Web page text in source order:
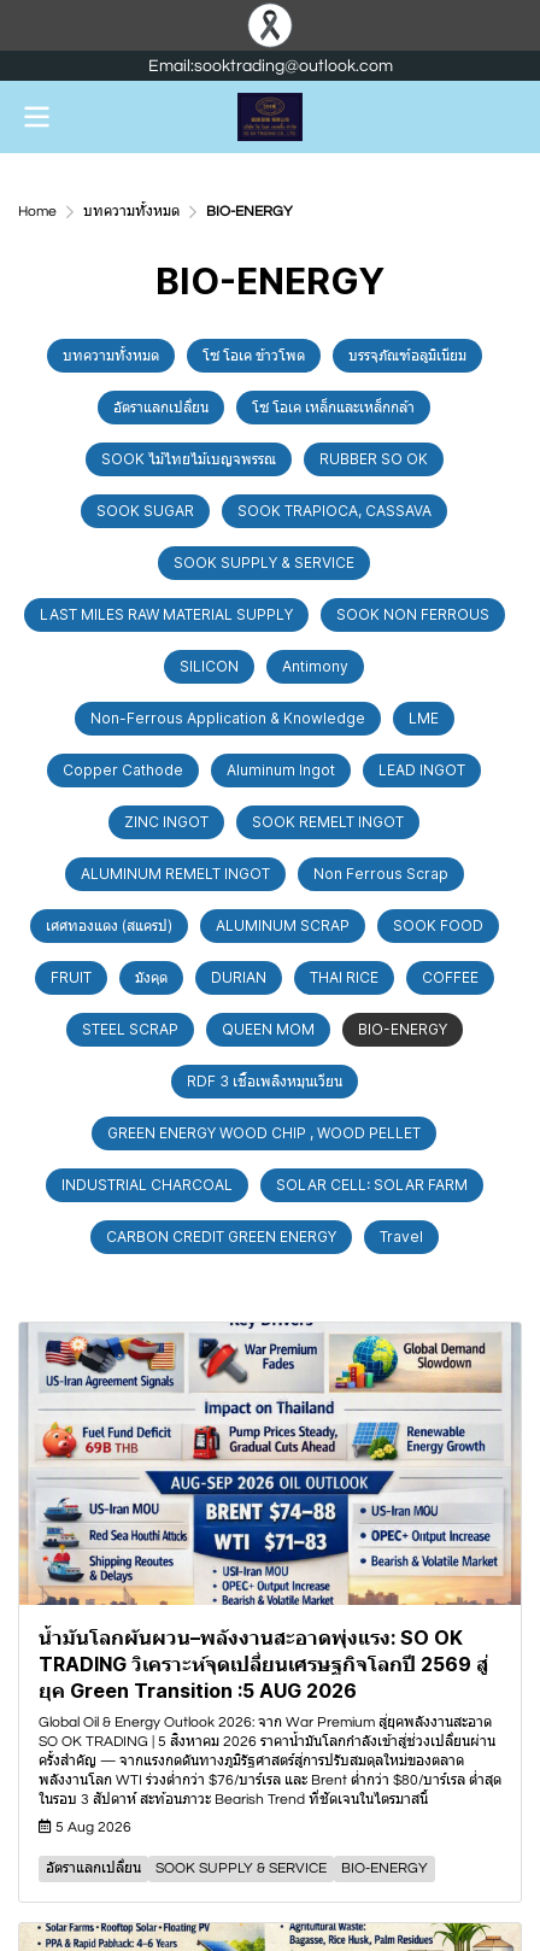
Email:sooktrading@outlook.com
Home บทความทั้งหมด BIO-ENERGY
BIO-ENERGY
บทความทั้งหมด โซ โอเค ข้าวโพด บรรจุภัณฑ์อลูมิเนียม
อัตราแลกเปลี่ยน โซ โอเค เหล็กและเหล็กกล้า
SOOK ไม้ไทยไม้เบญจพรรณ RUBBER SO OK
SOOK SUGAR SOOK TRAPIOCA, CASSAVA
SOOK SUPPLY & SERVICE
LAST MILES RAW MATERIAL SUPPLY SOOK NON FERROUS
SILICON Antimony
Non-Ferrous Application & Knowledge LME
Copper Cathode Aluminum Ingot LEAD INGOT
ZINC INGOT SOOK REMELT INGOT
ALUMINUM REMELT INGOT Non Ferrous Scrap
เศศทองแดง (สแครป) ALUMINUM SCRAP SOOK FOOD
FRUIT มังคุด DURIAN THAI RICE COFFEE
STEEL SCRAP QUEEN MOM BIO-ENERGY
RDF 3 เชื้อเพลิงหมุนเวียน
GREEN ENERGY WOOD CHIP , WOOD PELLET
INDUSTRIAL CHARCOAL SOLAR CELL: SOLAR FARM
CARBON CREDIT GREEN ENERGY Travel
น้ำมันโลกผันผวน–พลังงานสะอาดพุ่งแรง: SO OK
TRADING วิเคราะห์จุดเปลี่ยนเศรษฐกิจโลกปี 2569 สู่
ยุค Green Transition :5 AUG 2026
Global Oil & Energy Outlook 2026: จาก War Premium สู่ยุคพลังงานสะอาด
SO OK TRADING | 5 สิงหาคม 2026 ราคาน้ำมันโลกกำลังเข้าสู่ช่วงเปลี่ยนผ่าน
ครั้งสำคัญ — จากแรงกดดันทางภูมิรัฐศาสตร์สู่การปรับสมดุลใหม่ของตลาด
พลังงานโลก WTI ร่วงต่ำกว่า $76/บาร์เรล และ Brent ต่ำกว่า $80/บาร์เรล ต่ำสุด
ในรอบ 3 สัปดาห์ สะท้อนภาวะ Bearish Trend ที่ชัดเจนในไตรมาสนี้
5 Aug 2026
อัตราแลกเปลี่ยน SOOK SUPPLY & SERVICE BIO-ENERGY